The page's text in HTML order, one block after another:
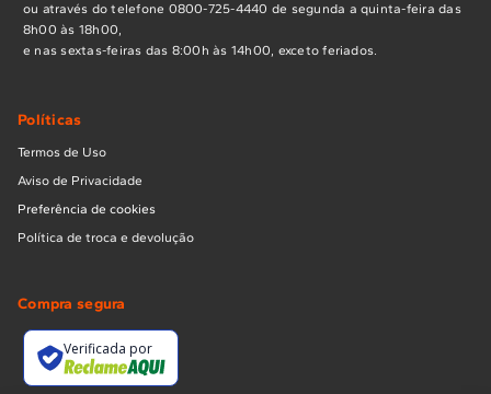
ou através do telefone 0800-725-4440 de segunda a quinta-feira das
8h00 às 18h00,
e nas sextas-feiras das 8:00h às 14h00, exceto feriados.
Políticas
Termos de Uso
Aviso de Privacidade
Preferência de cookies
Política de troca e devolução
Compra segura
Verificada por